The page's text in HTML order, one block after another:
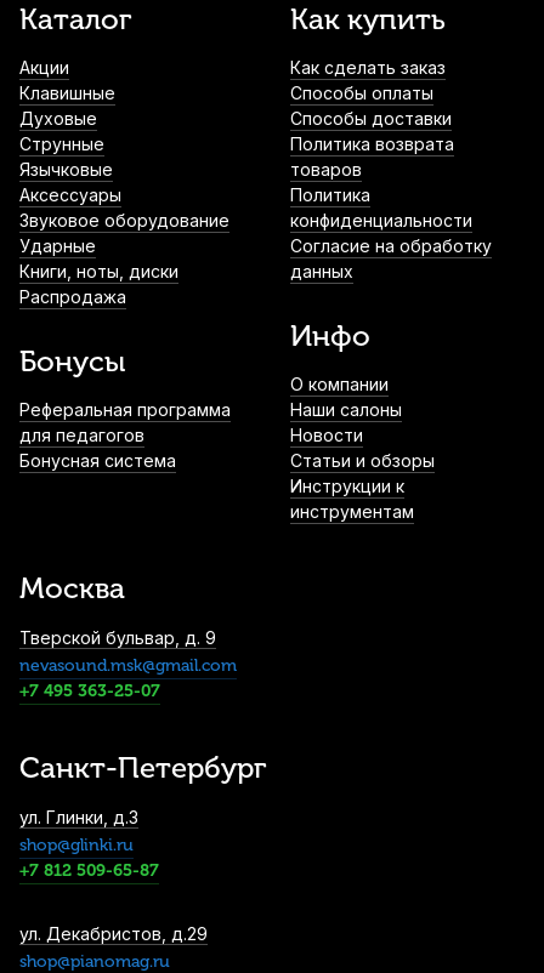
Каталог
Акции
Клавишные
Духовые
Струнные
Язычковые
Аксессуары
Звуковое оборудование
Ударные
Книги, ноты, диски
Распродажа
Бонусы
Реферальная программа
для педагогов
Бонусная система
Как купить
Как сделать заказ
Способы оплаты
Способы доставки
Политика возврата
товаров
Политика
конфиденциальности
Согласие на обработку
данных
Инфо
О компании
Наши салоны
Новости
Статьи и обзоры
Инструкции к
инструментам
Москва
Тверской бульвар, д. 9
nevasound.msk@gmail.com
+7 495 363-25-07
Санкт-Петербург
ул. Глинки, д.3
shop@glinki.ru
+7 812 509-65-87
ул. Декабристов, д.29
shop@pianomag.ru